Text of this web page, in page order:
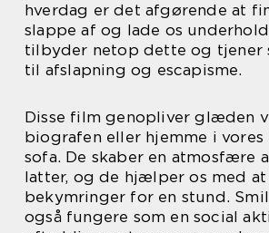
hverdag er det afgørende at
slappe af og lade os
tilbyder netop dette og tjener
til afslapning og escapisme.
Disse film genopliver glæden
biografen eller hjemme i
sofa. De skaber en atmosfære
latter, og de hjælper os med at
bekymringer for en stund.
også fungere som en social